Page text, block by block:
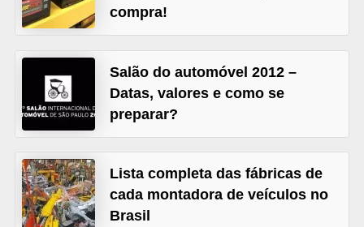
compra!
Salão do automóvel 2012 –
Datas, valores e como se
preparar?
Lista completa das fábricas de
cada montadora de veículos no
Brasil
e
v
e
c
u
l
o
s